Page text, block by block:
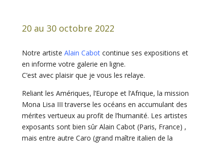
20 au 30 octobre 2022
Notre artiste Alain Cabot continue ses expositions et
en informe votre galerie en ligne.
C’est avec plaisir que je vous les relaye.
Reliant les Amériques, l’Europe et l’Afrique, la mission
Mona Lisa III traverse les océans en accumulant des
mérites vertueux au profit de l’humanité. Les artistes
exposants sont bien sûr Alain Cabot (Paris, France) ,
mais entre autre Caro (grand maître italien de la